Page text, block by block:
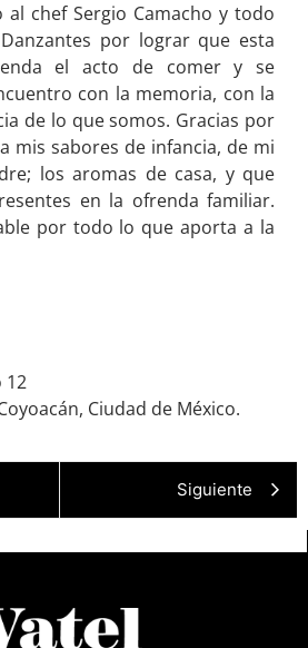
chef Sergio Camacho y todo
por lograr que esta
el acto de comer y se
con la memoria, con la
de lo que somos. Gracias por
mis sabores de infancia, de mi
los aromas de casa, y que
en la ofrenda familiar.
por todo lo que aporta a la
12
Ciudad de México.
Siguiente